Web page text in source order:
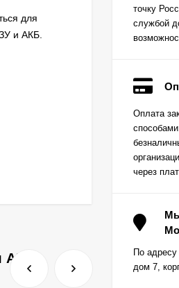
для
и АКБ.
точку
службой
Оплата
через
По
дом 7,